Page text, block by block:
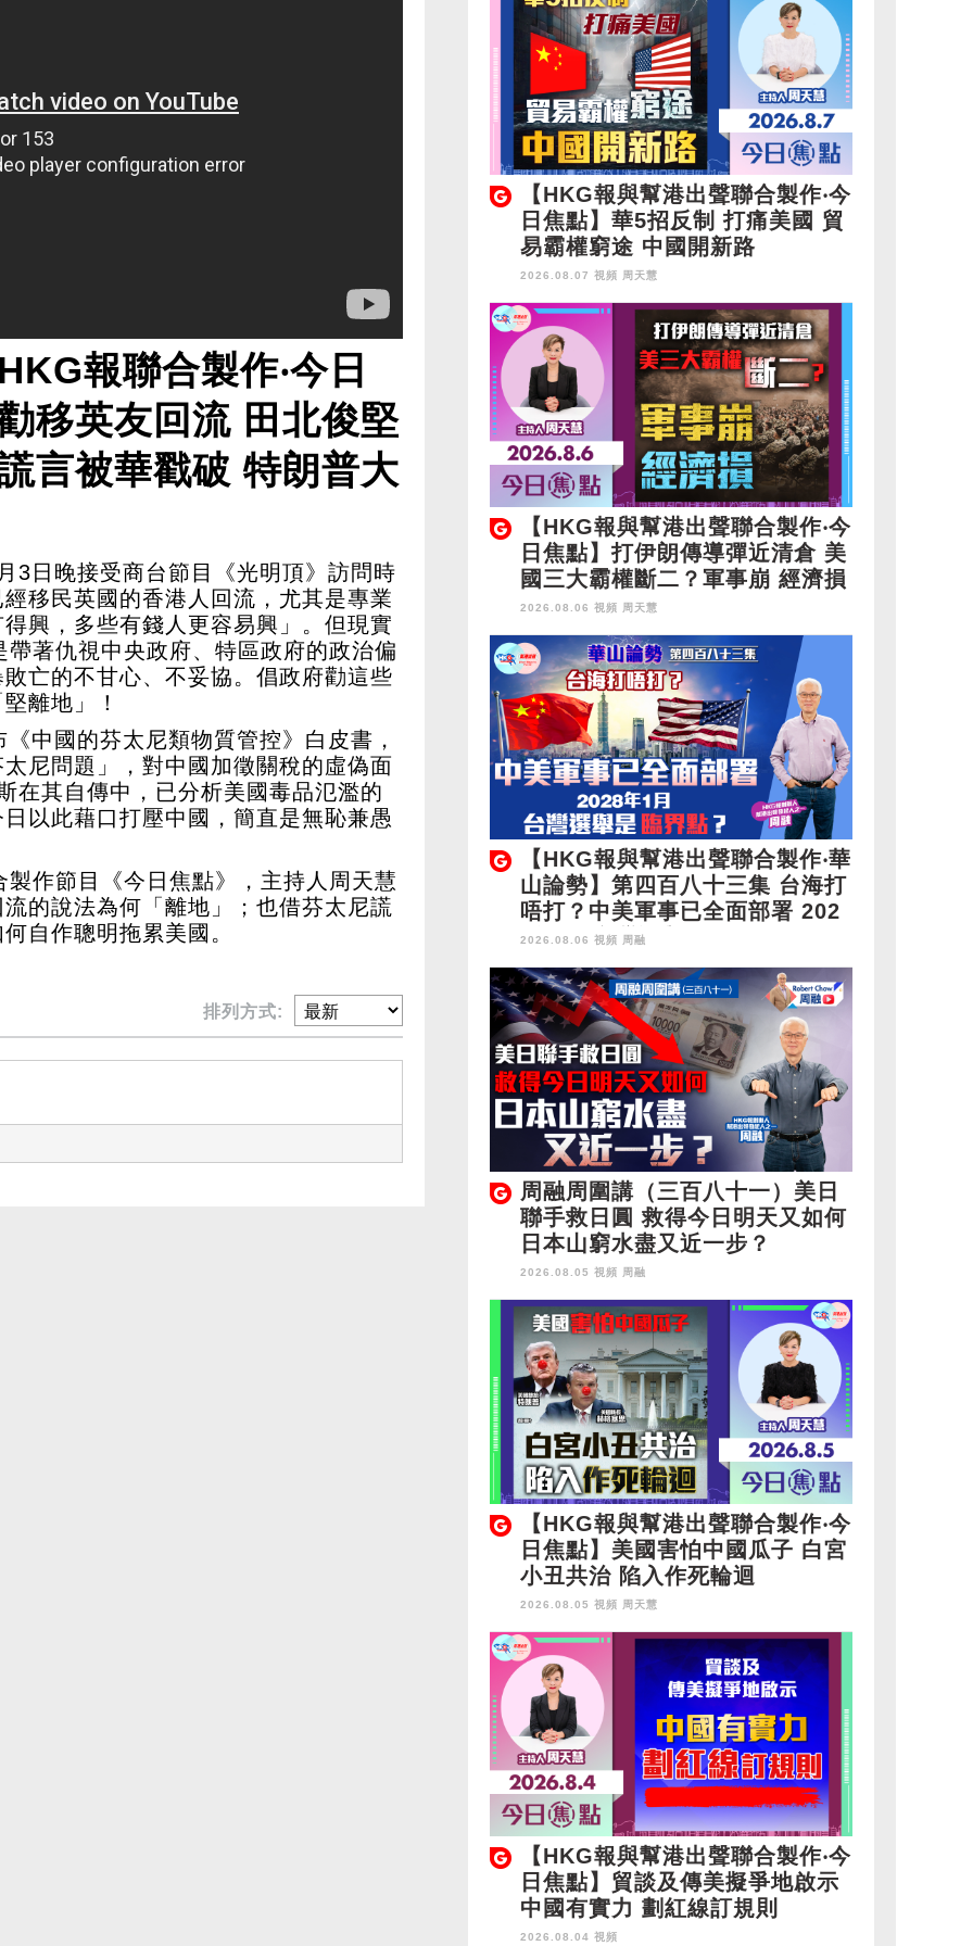
報聯合製作‧今日
移英友回流 田北俊堅
言被華戳破 特朗普大
3日晚接受商台節目《光明頂》訪問時
移民英國的香港人回流，尤其是專業
興，多些有錢人更容易興」。但現實
著仇視中央政府、特區政府的政治偏
亡的不甘心、不妥協。倡政府勸這些
離地」！
中國的芬太尼類物質管控》白皮書，
尼問題」，對中國加徵關稅的虛偽面
在其自傳中，已分析美國毒品氾濫的
以此藉口打壓中國，簡直是無恥兼愚
作節目《今日焦點》，主持人周天慧
的說法為何「離地」；也借芬太尼謊
自作聰明拖累美國。
排列方式:
【HKG報與幫港出聲聯合製作‧今
日焦點】華5招反制 打痛美國 貿
易霸權窮途 中國開新路
2026.08.07 視頻 周天慧
【HKG報與幫港出聲聯合製作‧今
日焦點】打伊朗傳導彈近清倉 美
國三大霸權斷二？軍事崩 經濟損
2026.08.06 視頻 周天慧
【HKG報與幫港出聲聯合製作‧華
山論勢】第四百八十三集 台海打
唔打？中美軍事已全面部署 202
8年1月台灣選舉是臨界點？
2026.08.06 視頻 周融
周融周圍講（三百八十一）美日
聯手救日圓 救得今日明天又如何
日本山窮水盡又近一步？
2026.08.05 視頻 周融
【HKG報與幫港出聲聯合製作‧今
日焦點】美國害怕中國瓜子 白宮
小丑共治 陷入作死輪迴
2026.08.05 視頻 周天慧
【HKG報與幫港出聲聯合製作‧今
日焦點】貿談及傳美擬爭地啟示
中國有實力 劃紅線訂規則
2026.08.04 視頻